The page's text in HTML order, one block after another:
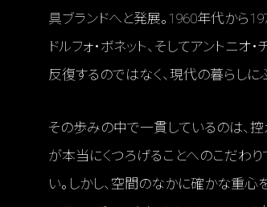
具ブランドへと発展。1960年代から
ドルフォ・ボネット、そしてアントニ
反復するのではなく、現代の暮らしに
その歩みの中で一貫しているのは、
が本当にくつろげることへのこだわ
い。しかし、空間のなかに確かな重心